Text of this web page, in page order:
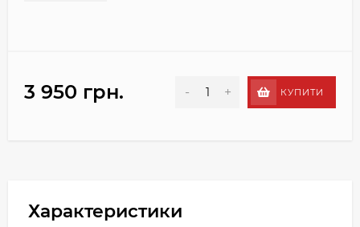
3 950 грн. - + КУПИТИ
Характеристики